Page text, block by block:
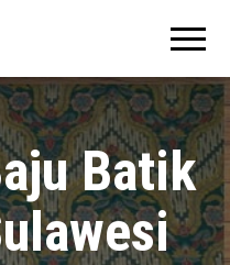
Batik